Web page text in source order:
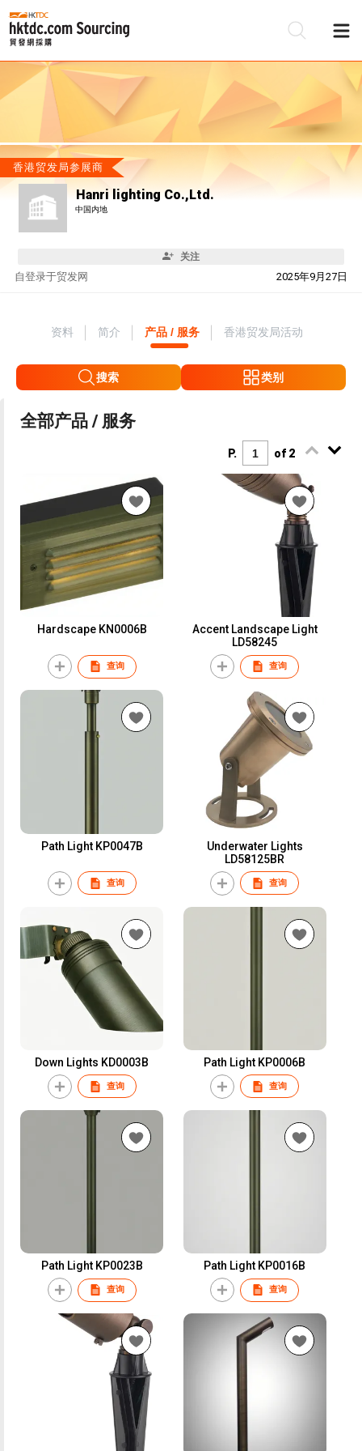
香港贸发局参展商
Hanri lighting Co.,Ltd.
中国内地
关注
自 2025年9月27日
登录于贸发网
资料 简介 产品 / 服务 香港贸发局活动
搜索 类别
全部产品 / 服务
P. of 2
Hardscape KN0006B
查询
Accent Landscape Light
LD58245
查询
Path Light KP0047B
查询
Underwater Lights
LD58125BR
查询
Down Lights KD0003B
查询
Path Light KP0006B
查询
Path Light KP0023B
查询
Path Light KP0016B
查询